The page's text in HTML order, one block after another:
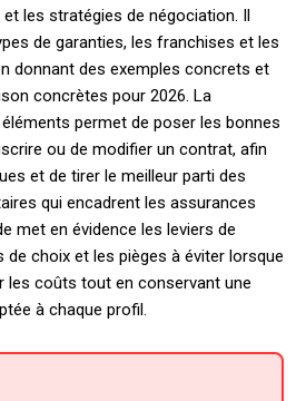
les stratégies de négociation. Il
de garanties, les franchises et les
donnant des exemples concrets et
concrètes pour 2026. La
permet de poser les bonnes
ou de modifier un contrat, afin
et de tirer le meilleur parti des
qui encadrent les assurances
met en évidence les leviers de
choix et les pièges à éviter lorsque
les coûts tout en conservant une
à chaque profil.